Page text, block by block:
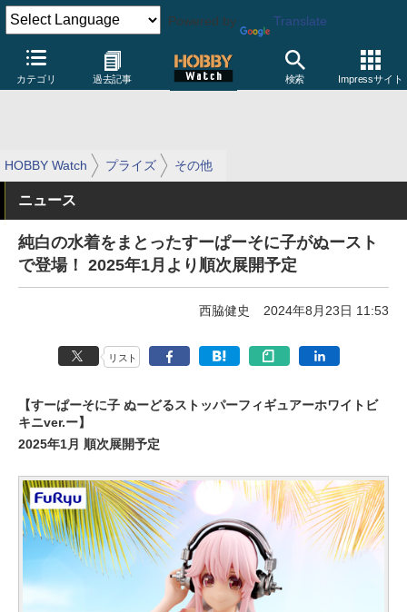
Powered by Translate
カテゴリ 過去記事 検索 Impressサイト
HOBBY Watch プライズ その他
ニュース
純白の水着をまとったすーぱーそに子がぬースト
で登場！ 2025年1月より順次展開予定
西脇健史 2024年8月23日 11:53
リスト
【すーぱーそに子 ぬーどるストッパーフィギュアーホワイトビ
キニver.ー】
2025年1月 順次展開予定